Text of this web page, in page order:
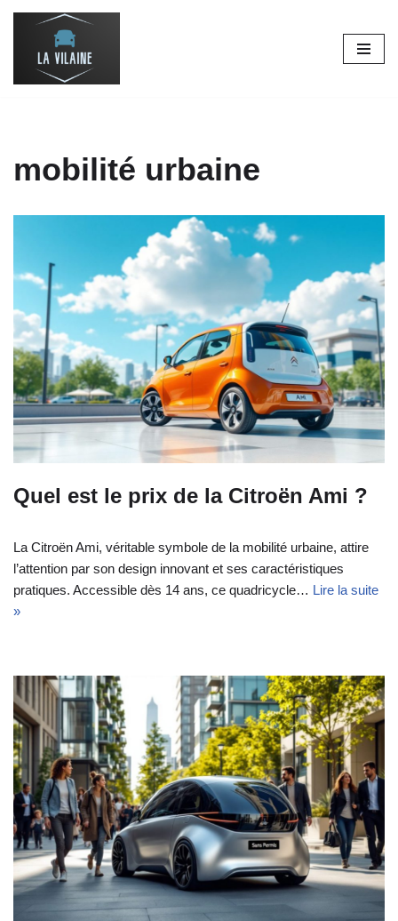
mobilité urbaine
Quel est le prix de la Citroën Ami ?
La Citroën Ami, véritable symbole de la mobilité urbaine, attire
l’attention par son design innovant et ses caractéristiques
pratiques. Accessible dès 14 ans, ce quadricycle… Lire la suite
»